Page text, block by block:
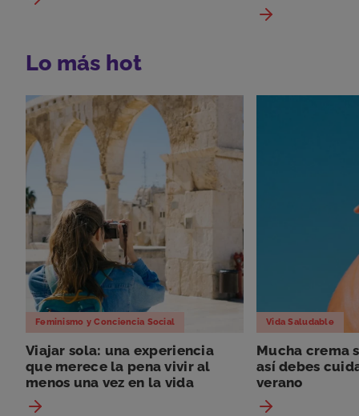
Lo más hot
Feminismo y Conciencia Social
Viajar sola: una experiencia
que merece la pena vivir al
menos una vez en la vida
Vida Saludable
Mucha crema
así debes
verano